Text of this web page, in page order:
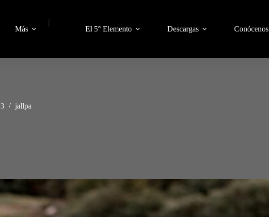
Más
|
El 5° Elemento Descargas Conócenos
jallpa